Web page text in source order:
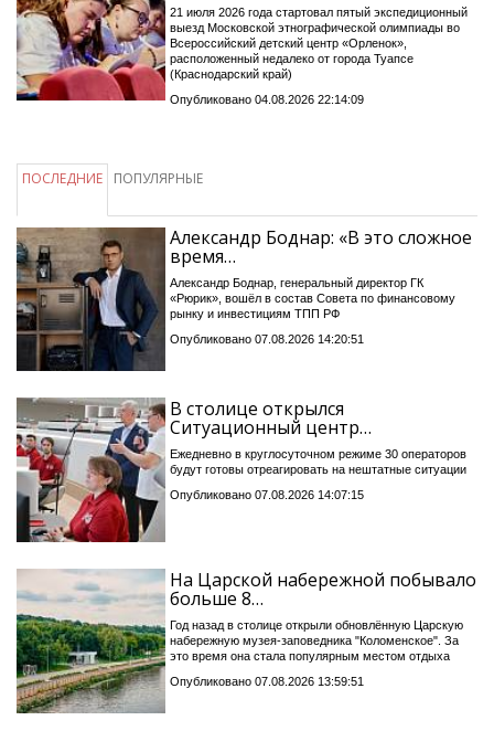
21 июля 2026 года стартовал пятый экспедиционный
выезд Московской этнографической олимпиады во
Всероссийский детский центр «Орленок»,
расположенный недалеко от города Туапсе
(Краснодарский край)
Опубликовано 04.08.2026 22:14:09
ПОСЛЕДНИЕ ПОПУЛЯРНЫЕ
Александр Боднар: «В это сложное
время…
Александр Боднар, генеральный директор ГК
«Рюрик», вошёл в состав Совета по финансовому
рынку и инвестициям ТПП РФ
Опубликовано 07.08.2026 14:20:51
В столице открылся
Ситуационный центр…
Ежедневно в круглосуточном режиме 30 операторов
будут готовы отреагировать на нештатные ситуации
Опубликовано 07.08.2026 14:07:15
На Царской набережной побывало
больше 8…
Год назад в столице открыли обновлённую Царскую
набережную музея-заповедника "Коломенское". За
это время она стала популярным местом отдыха
Опубликовано 07.08.2026 13:59:51